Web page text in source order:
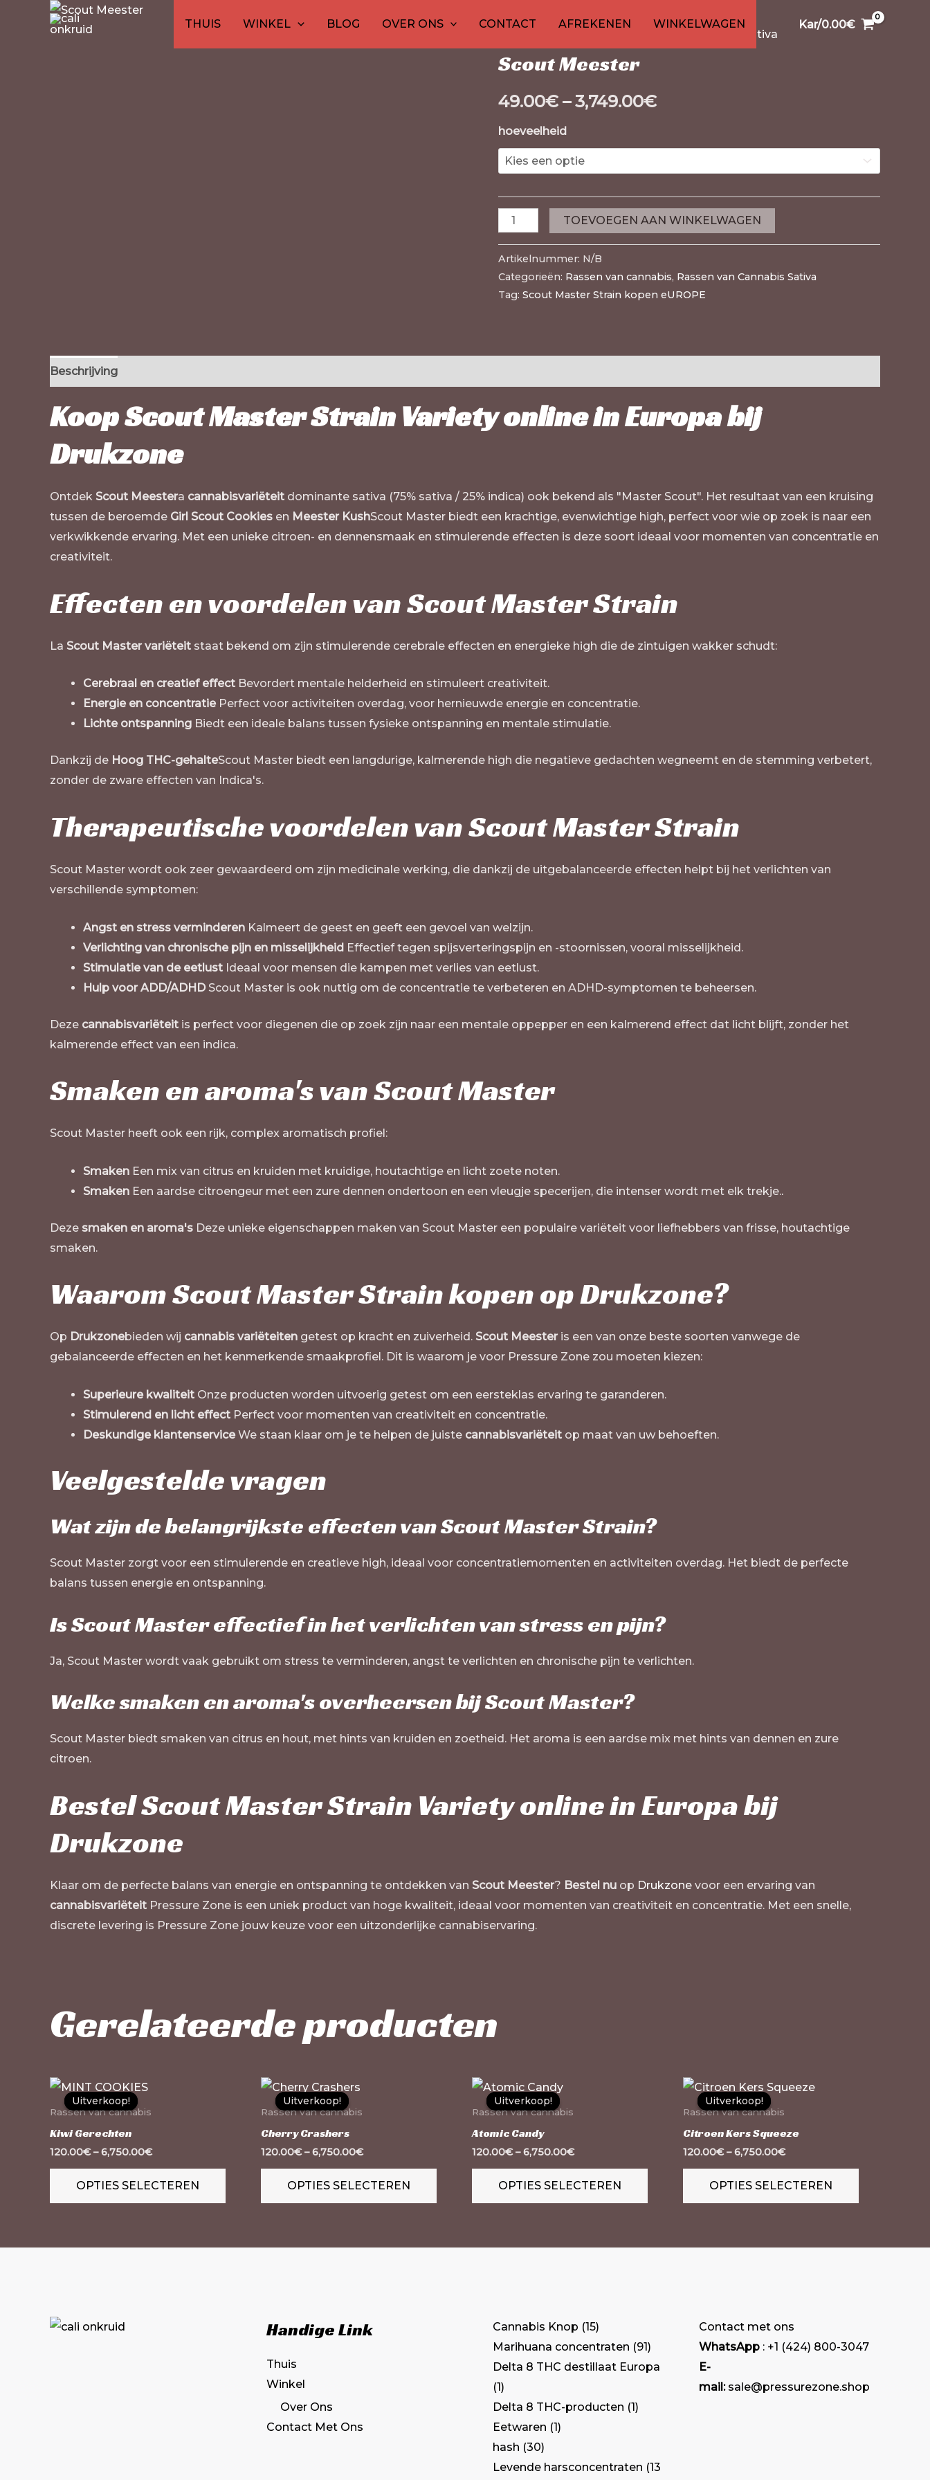
THUIS WINKEL BLOG OVER ONS CONTACT AFREKENEN WINKELWAGEN Kar/0.00€
Rassen van Cannabis Sativa
Scout Meester
49.00€ –3,749.00€
hoeveelheid
Master
Strain
aantal
TOEVOEGEN AAN WINKELWAGEN
Artikelnummer: N/B
Categorieën: Rassen van cannabis, Rassen van Cannabis Sativa
Tag: Scout Master Strain kopen eUROPE
Beschrijving
Koop Scout Master Strain Variety online in Europa bij
Drukzone
Ontdek Scout Meestera cannabisvariëteit dominante sativa (75% sativa / 25% indica) ook bekend als "Master Scout". Het resultaat van een kruising
tussen de beroemde Girl Scout Cookies en Meester KushScout Master biedt een krachtige, evenwichtige high, perfect voor wie op zoek is naar een
verkwikkende ervaring. Met een unieke citroen- en dennensmaak en stimulerende effecten is deze soort ideaal voor momenten van concentratie en
creativiteit.
Effecten en voordelen van Scout Master Strain
La Scout Master variëteit staat bekend om zijn stimulerende cerebrale effecten en energieke high die de zintuigen wakker schudt:
Cerebraal en creatief effect Bevordert mentale helderheid en stimuleert creativiteit.
Energie en concentratiePerfect voor activiteiten overdag, voor hernieuwde energie en concentratie.
Lichte ontspanning Biedt een ideale balans tussen fysieke ontspanning en mentale stimulatie.
Dankzij de Hoog THC-gehalteScout Master biedt een langdurige, kalmerende high die negatieve gedachten wegneemt en de stemming verbetert,
zonder de zware effecten van Indica's.
Therapeutische voordelen van Scout Master Strain
Scout Master wordt ook zeer gewaardeerd om zijn medicinale werking, die dankzij de uitgebalanceerde effecten helpt bij het verlichten van
verschillende symptomen:
Angst en stress verminderen Kalmeert de geest en geeft een gevoel van welzijn.
Verlichting van chronische pijn en misselijkheid Effectief tegen spijsverteringspijn en -stoornissen, vooral misselijkheid.
Stimulatie van de eetlust Ideaal voor mensen die kampen met verlies van eetlust.
Hulp voor ADD/ADHDScout Master is ook nuttig om de concentratie te verbeteren en ADHD-symptomen te beheersen.
Deze cannabisvariëteit is perfect voor diegenen die op zoek zijn naar een mentale oppepper en een kalmerend effect dat licht blijft, zonder het
kalmerende effect van een indica.
Smaken en aroma's van Scout Master
Scout Master heeft ook een rijk, complex aromatisch profiel:
Smaken Een mix van citrus en kruiden met kruidige, houtachtige en licht zoete noten.
Smaken Een aardse citroengeur met een zure dennen ondertoon en een vleugje specerijen, die intenser wordt met elk trekje..
Deze smaken en aroma's Deze unieke eigenschappen maken van Scout Master een populaire variëteit voor liefhebbers van frisse, houtachtige
smaken.
Waarom Scout Master Strain kopen opDrukzone?
Op Drukzonebieden wij cannabis variëteiten getest op kracht en zuiverheid. Scout Meester is een van onze beste soorten vanwege de
gebalanceerde effecten en het kenmerkende smaakprofiel. Dit is waarom je voor Pressure Zone zou moeten kiezen:
Superieure kwaliteit Onze producten worden uitvoerig getest om een eersteklas ervaring te garanderen.
Stimulerend en licht effect Perfect voor momenten van creativiteit en concentratie.
Deskundige klantenserviceWe staan klaar om je te helpen de juiste cannabisvariëteit op maat van uw behoeften.
Veelgestelde vragen
Wat zijn de belangrijkste effecten van Scout Master Strain?
Scout Master zorgt voor een stimulerende en creatieve high, ideaal voor concentratiemomenten en activiteiten overdag. Het biedt de perfecte
balans tussen energie en ontspanning.
Is Scout Master effectief in het verlichten van stress en pijn?
Ja, Scout Master wordt vaak gebruikt om stress te verminderen, angst te verlichten en chronische pijn te verlichten.
Welke smaken en aroma's overheersen bij Scout Master?
Scout Master biedt smaken van citrus en hout, met hints van kruiden en zoetheid. Het aroma is een aardse mix met hints van dennen en zure
citroen.
Bestel Scout Master Strain Variety online in Europa bij
Drukzone
Klaar om de perfecte balans van energie en ontspanning te ontdekken van Scout Meester? Bestel nu op Drukzone voor een ervaring van
cannabisvariëteit Pressure Zone is een uniek product van hoge kwaliteit, ideaal voor momenten van creativiteit en concentratie. Met een snelle,
discrete levering is Pressure Zone jouw keuze voor een uitzonderlijke cannabiservaring.
Gerelateerde producten
Uitverkoop!
Uitverkoop!
Rassen van cannabis
Kiwi Gerechten
120.00€–6,750.00€
OPTIES SELECTEREN
product
meerdere
variaties.
optie
gekozen
productpagina
Uitverkoop!
Uitverkoop!
Rassen van cannabis
Cherry Crashers
120.00€–6,750.00€
OPTIES SELECTEREN
product
meerdere
variaties.
optie
gekozen
productpagina
Uitverkoop!
Uitverkoop!
Rassen van cannabis
Atomic Candy
120.00€–6,750.00€
OPTIES SELECTEREN
product
meerdere
variaties.
optie
gekozen
productpagina
Uitverkoop!
Uitverkoop!
Rassen van cannabis
Citroen Kers Squeeze
120.00€–6,750.00€
OPTIES SELECTEREN
variaties.
optie
gekozen
Handige Link
Thuis
Winkel
Over Ons
Contact Met Ons
Cannabis Knop 15
producten
Marihuana concentraten 91
producten
Delta 8 THC destillaat Europa
1
product
Delta 8 THC-producten 1
product
Eetwaren 1
product
hash 30
producten
Levende harsconcentraten 13
producten
producten
producten
productenproductenproducten
producten
producten
producten
producten producten
Contact met ons
WhatsApp : +1 (424) 800-3047
E-
mail:sale@pressurezone.shop